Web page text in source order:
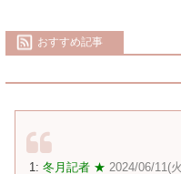
おすすめ記事
1: 冬月記者 ★ 2024/06/11(